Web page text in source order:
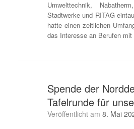
Umwelttechnik,
Stadtwerke und RITAG
hatte einen zeitlichen
das Interesse an Berufen
Spende der
Tafelrunde für
Veröffentlicht am 8. Mai